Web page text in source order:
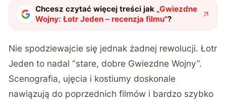
Chcesz czytać więcej treści jak „Gwiezdne
Wojny: Łotr Jeden – recenzja filmu"?
Nie spodziewajcie się jednak żadnej rewolucji. Łotr
Jeden to nadal “stare, dobre Gwiezdne Wojny”.
Scenografia, ujęcia i kostiumy doskonale
nawiązują do poprzednich filmów i bardzo szybko